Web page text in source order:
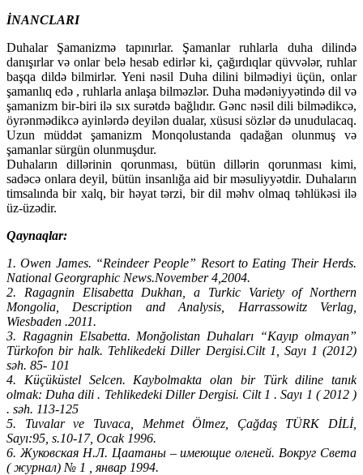
İNANCLARI
Duhalar Şamanizmə tapınırlar. Şamanlar ruhlarla duha dilində
danışırlar və onlar belə hesab edirlər ki, çağırdıqlar qüvvələr, ruhlar
başqa dildə bilmirlər. Yeni nəsil Duha dilini bilmədiyi üçün, onlar
şamanlıq edə , ruhlarla anlaşa bilməzlər. Duha mədəniyyətində dil və
şamanizm bir-biri ilə sıx surətdə bağlıdır. Gənc nəsil dili bilmədikcə,
öyrənmədikcə ayinlərdə deyilən dualar, xüsusi sözlər də unudulacaq.
Uzun müddət şamanizm Monqolustanda qadağan olunmuş və
şamanlar sürgün olunmuşdur.
Duhaların dillərinin qorunması, bütün dillərin qorunması kimi,
sadəcə onlara deyil, bütün insanlığa aid bir məsuliyyətdir. Duhaların
timsalında bir xalq, bir həyat tərzi, bir dil məhv olmaq təhlükəsi ilə
üz-üzədir.
Qaynaqlar:
1. Owen James. “Reindeer People” Resort to Eating Their Herds.
National Georgraphic News.November 4,2004.
2. Ragagnin Elisabetta Dukhan, a Turkic Variety of Northern
Mongolia, Description and Analysis, Harrassowitz Verlag,
Wiesbaden .2011.
3. Ragagnin Elsabetta. Monğolistan Duhaları “Kayıp olmayan”
Türkofon bir halk. Tehlikedeki Diller Dergisi.Cilt 1, Sayı 1 (2012)
səh. 85- 101
4. Küçüküstel Selcen. Kaybolmakta olan bir Türk diline tanık
olmak: Duha dili . Tehlikedeki Diller Dergisi. Cilt 1 . Sayı 1 ( 2012 )
. səh. 113-125
5. Tuvalar ve Tuvaca, Mehmet Ölmez, Çağdaş TÜRK DİLİ,
Sayı:95, s.10-17, Ocak 1996.
6. Жуковская Н.Л. Цаатаны – имеющие оленей. Вокруг Света
( журнал) № 1 , январ 1994.